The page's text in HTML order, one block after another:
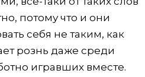
потому что и они
себя не таким, как
рознь даже среди
игравших вместе.